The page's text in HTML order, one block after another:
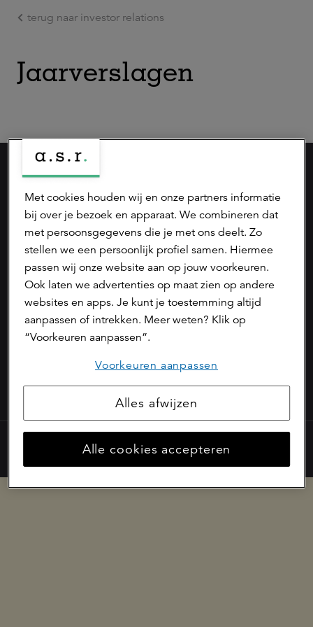
Ga naar de hoofdinhoud
terug naar investor relations
Jaarverslagen
privacyverklaring
cookieverklaring
disclaimer
fraudebeleid
phishing
Met cookies houden wij en onze partners informatie
bij over je bezoek en apparaat. We combineren dat
met persoonsgegevens die je met ons deelt. Zo
stellen we een persoonlijk profiel samen. Hiermee
passen wij onze website aan op jouw voorkeuren.
Ook laten we advertenties op maat zien op andere
websites en apps. Je kunt je toestemming altijd
aanpassen of intrekken. Meer weten? Klik op
“Voorkeuren aanpassen”.
Voorkeuren aanpassen
Alles afwijzen
Alle cookies accepteren